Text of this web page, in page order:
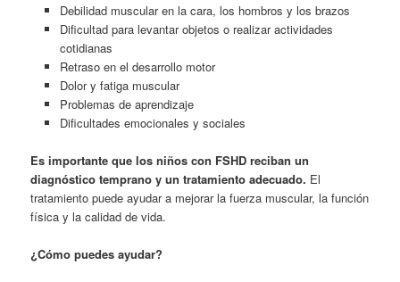
Debilidad muscular en la cara, los hombros y los brazos
Dificultad para levantar objetos o realizar actividades
cotidianas
Retraso en el desarrollo motor
Dolor y fatiga muscular
Problemas de aprendizaje
Dificultades emocionales y sociales
Es importante que los niños con FSHD reciban un
diagnóstico temprano y un tratamiento adecuado. El
tratamiento puede ayudar a mejorar la fuerza muscular, la función
física y la calidad de vida.
¿Cómo puedes ayudar?